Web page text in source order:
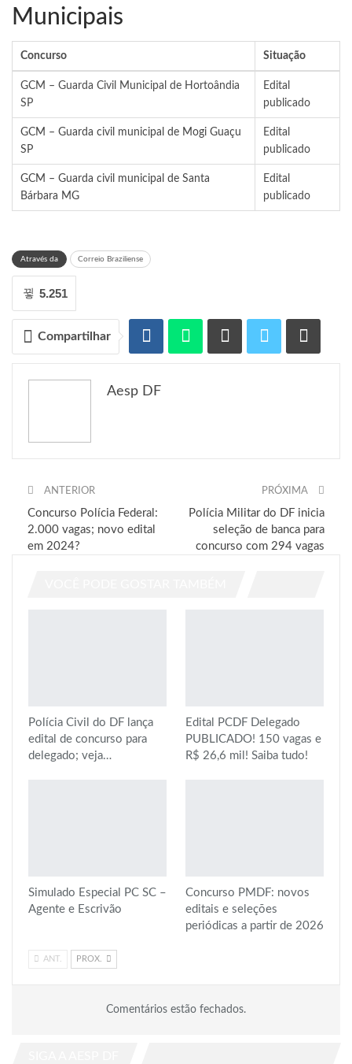
Municipais
Concurso Situação
GCM – Guarda Civil Municipal de Hortoândia
SP
Edital
publicado
GCM – Guarda civil municipal de Mogi Guaçu
SP
Edital
publicado
GCM – Guarda civil municipal de Santa
Bárbara MG
Edital
publicado
Através da Correio Braziliense
5.251
Compartilhar
Aesp DF
ANTERIOR
Concurso Polícia Federal:
2.000 vagas; novo edital
em 2024?
PRÓXIMA
Polícia Militar do DF inicia
seleção de banca para
concurso com 294 vagas
Polícia Civil do DF lança
edital de concurso para
delegado; veja…
Edital PCDF Delegado
PUBLICADO! 150 vagas e
R$ 26,6 mil! Saiba tudo!
Simulado Especial PC SC –
Agente e Escrivão
Concurso PMDF: novos
editais e seleções
periódicas a partir de 2026
ANT. PROX.
Comentários estão fechados.